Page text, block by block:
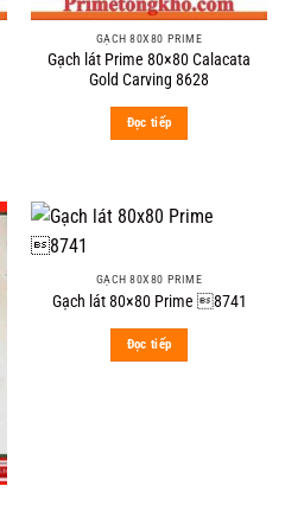
GẠCH 80X80 PRIME
Gạch lát Prime 80×80 Calacata
Gold Carving 8628
Đọc tiếp
GẠCH 80X80 PRIME
Gạch lát 80×80 Prime 8741
Đọc tiếp